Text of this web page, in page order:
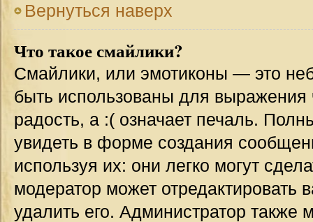
Вернуться наверх
Что такое смайлики?
Смайлики, или эмотиконы — это
быть использованы для выражения
радость, а :( означает печаль.
увидеть в форме создания
используя их: они легко могут
модератор может
удалить его. Администратор также